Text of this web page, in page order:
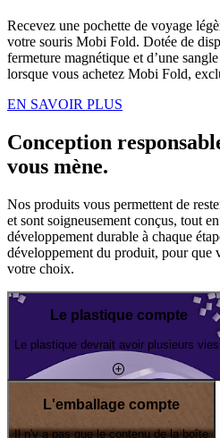
Recevez une pochette de voyage
votre souris Mobi Fold. Dotée de
fermeture magnétique et d’une
lorsque vous achetez Mobi Fold,
EN SAVOIR PLUS
Conception
vous mène.
Nos produits vous permettent de
et sont soigneusement conçus, tout
développement durable à chaque
développement du produit, pour que
votre choix.
Le plastique compte
Le plastique devrait avoir plusieurs vies.
L'emballage compte
Il n'y a pas que le contenu de la boîte